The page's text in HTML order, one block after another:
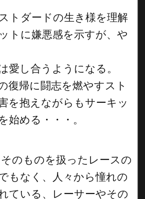
トダードの生き様を理解
トに嫌悪感を示すが、や
愛し合うようになる。
復帰に闘志を燃やすスト
を抱えながらもサーキッ
始める・・・。
のものを扱ったレースの
もなく、人々から憧れの
ている、レーサーやその